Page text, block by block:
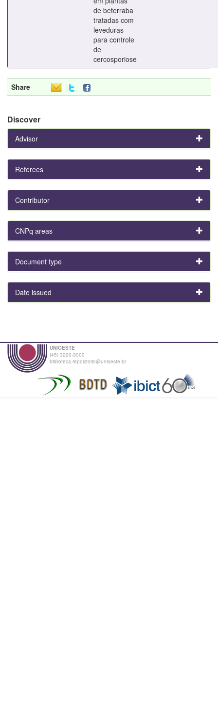
de beterraba
tratadas com
leveduras
para controle
de
cercosporiose
Share
Discover
Advisor
Referees
Contributor
CNPq areas
Document type
Date issued
UNIOESTE
(45) 3220-3000
biblioteca.repositorio@unioeste.br